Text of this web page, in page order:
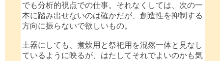
でも分析的視点での仕事。それなくしては、次の一
本に踏み出せないのは確かだが、創造性を抑制する
方向に振らないで欲しいもの。
土器にしても、煮炊用と祭祀用を混然一体と見なし
ているように映るが、はたしてそれでよいのかも気